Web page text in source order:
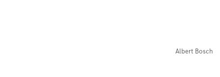
Albert Bosch